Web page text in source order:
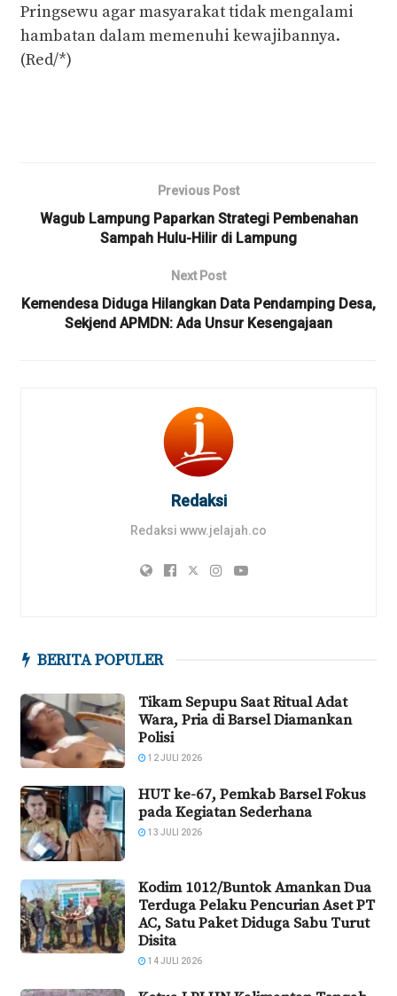
Pringsewu agar masyarakat tidak mengalami
hambatan dalam memenuhi kewajibannya.
(Red/*)
Previous Post
Wagub Lampung Paparkan Strategi Pembenahan
Sampah Hulu-Hilir di Lampung
Next Post
Kemendesa Diduga Hilangkan Data Pendamping Desa,
Sekjend APMDN: Ada Unsur Kesengajaan
Redaksi
Redaksi www.jelajah.co
BERITA POPULER
Tikam Sepupu Saat Ritual Adat
Wara, Pria di Barsel Diamankan
Polisi
12 JULI 2026
HUT ke-67, Pemkab Barsel Fokus
pada Kegiatan Sederhana
13 JULI 2026
Kodim 1012/Buntok Amankan Dua
Terduga Pelaku Pencurian Aset PT
AC, Satu Paket Diduga Sabu Turut
Disita
14 JULI 2026